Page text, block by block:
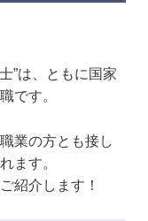
”は、ともに国家
です。
業の方とも接し
ます。
紹介します！